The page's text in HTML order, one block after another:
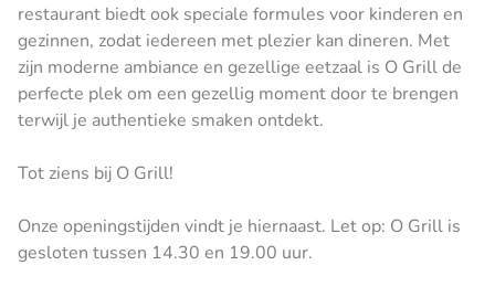
restaurant biedt ook speciale formules voor kinderen en
gezinnen, zodat iedereen met plezier kan dineren. Met
zijn moderne ambiance en gezellige eetzaal is O Grill de
perfecte plek om een gezellig moment door te brengen
terwijl je authentieke smaken ontdekt.
Tot ziens bij O Grill!
Onze openingstijden vindt je hiernaast. Let op: O Grill is
gesloten tussen 14.30 en 19.00 uur.